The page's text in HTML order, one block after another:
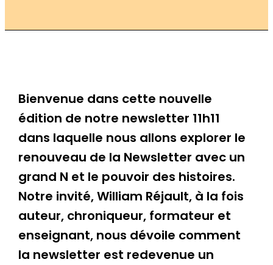
Bienvenue dans cette nouvelle
édition de notre newsletter 11h11
dans laquelle nous allons explorer le
renouveau de la Newsletter avec un
grand N et le pouvoir des histoires.
Notre invité,William Réjault, à la fois
auteur, chroniqueur, formateur et
enseignant, nous dévoile comment
la newsletter est redevenue un